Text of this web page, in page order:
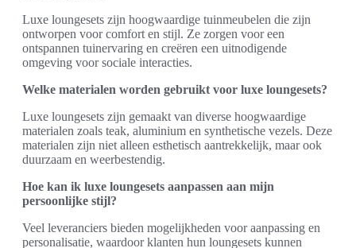
Luxe loungesets zijn hoogwaardige tuinmeubelen die zijn
ontworpen voor comfort en stijl. Ze zorgen voor een
ontspannen tuinervaring en creëren een uitnodigende
omgeving voor sociale interacties.
Welke materialen worden gebruikt voor luxe loungesets?
Luxe loungesets zijn gemaakt van diverse hoogwaardige
materialen zoals teak, aluminium en synthetische vezels. Deze
materialen zijn niet alleen esthetisch aantrekkelijk, maar ook
duurzaam en weerbestendig.
Hoe kan ik luxe loungesets aanpassen aan mijn
persoonlijke stijl?
Veel leveranciers bieden mogelijkheden voor aanpassing en
personalisatie, waardoor klanten hun loungesets kunnen